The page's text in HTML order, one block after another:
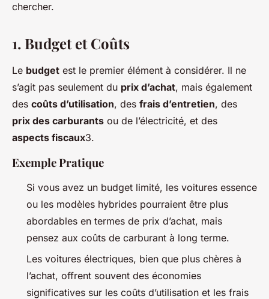
chercher.
1. Budget et Coûts
Le budget est le premier élément à considérer. Il ne
s’agit pas seulement du prix d’achat, mais également
des coûts d’utilisation, des frais d’entretien, des
prix des carburants ou de l’électricité, et des
aspects fiscaux3.
Exemple Pratique
Si vous avez un budget limité, les voitures essence
ou les modèles hybrides pourraient être plus
abordables en termes de prix d’achat, mais
pensez aux coûts de carburant à long terme.
Les voitures électriques, bien que plus chères à
l’achat, offrent souvent des économies
significatives sur les coûts d’utilisation et les frais